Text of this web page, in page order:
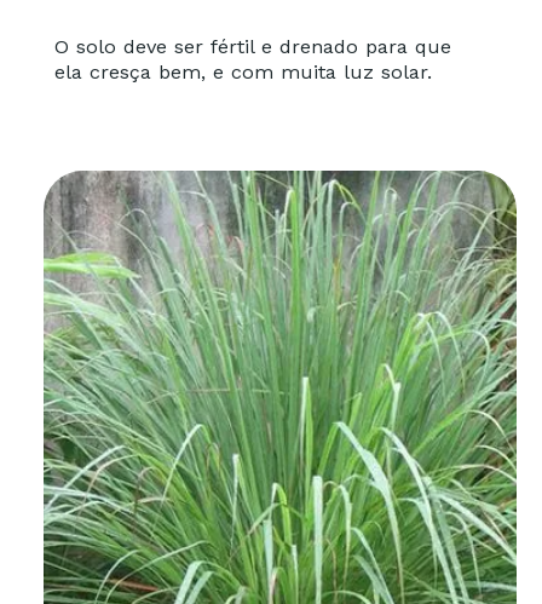
O solo deve ser fértil e drenado para que
ela cresça bem, e com muita luz solar.